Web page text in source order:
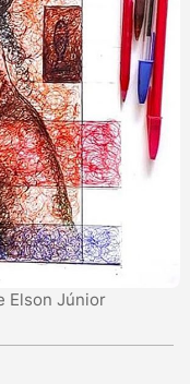
Elson Júnior